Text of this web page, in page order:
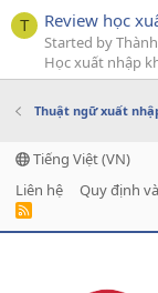
T Review học
Started by
Học xuất nhập
Thuật ngữ xuất
Tiếng Việt (VN)
Liên hệ
Quy định
R